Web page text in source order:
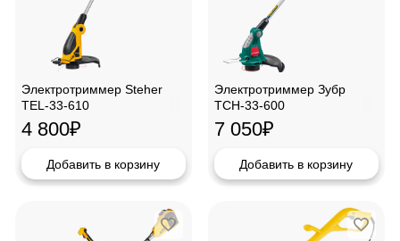
Электротриммер Steher
TEL-33-610
4 800₽
Добавить в корзину
Электротриммер Зубр
ТСН-33-600
7 050₽
Добавить в корзину